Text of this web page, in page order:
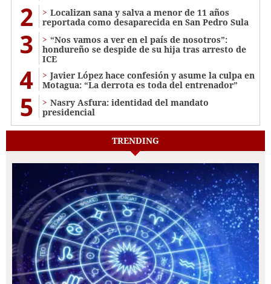
2
Localizan sana y salva a menor de 11 años
reportada como desaparecida en San Pedro Sula
3
“Nos vamos a ver en el país de nosotros”:
hondureño se despide de su hija tras arresto de
ICE
4
Javier López hace confesión y asume la culpa en
Motagua: “La derrota es toda del entrenador”
5
Nasry Asfura: identidad del mandato
presidencial
TRENDING